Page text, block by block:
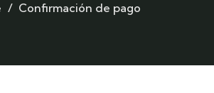
Confirmación de pago